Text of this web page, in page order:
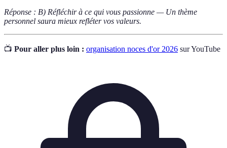
Réponse : B) Réfléchir à ce qui vous passionne — Un thème
personnel saura mieux refléter vos valeurs.
📺 Pour aller plus loin : organisation noces d'or 2026 sur YouTube